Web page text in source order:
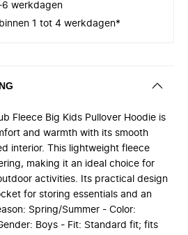
6 werkdagen
1 tot 4 werkdagen*
Fleece Big Kids Pullover Hoodie is
and warmth with its smooth
interior. This lightweight fleece
making it an ideal choice for
activities. Its practical design
for storing essentials and an
Spring/Summer - Color:
Boys - Fit: Standard fit; fits